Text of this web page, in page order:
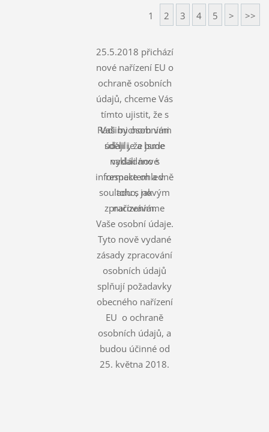
1 2 3 4 5 > >>
25.5.2018 přichází
nové nařízení EU o
ochraně osobních
údajů, chceme Vás
tímto ujistit, že s
Vašimi osobními
údaji je a bude
nakládáno s
respektem a v
souladu s novým
nařízením.
Rádi bychom vám
sdělili, že jsme
vydali nové
informace ohledně
toho, jak
zpracováváme
Vaše osobní údaje.
Tyto nově vydané
zásady zpracování
osobních údajů
splňují požadavky
obecného nařízení
EU o ochraně
osobních údajů, a
budou účinné od
25. května 2018.